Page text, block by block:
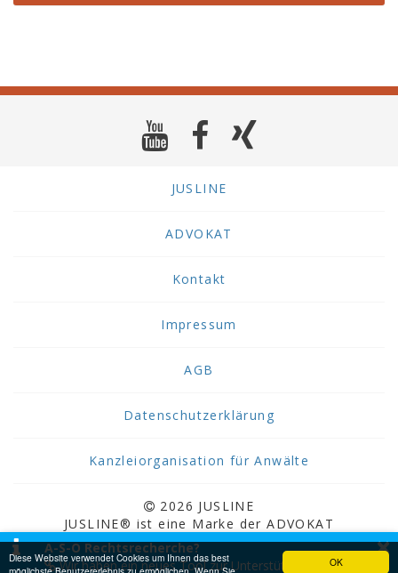
OK
Diese Website verwendet Cookies um Ihnen das best
JUSLINE
ADVOKAT
Kontakt
Impressum
AGB
Datenschutzerklärung
Kanzleiorganisation für Anwälte
2026 JUSLINE
JUSLINE® ist eine Marke der ADVOKAT
Unternehmensberatung Greiter & Greiter GmbH.
×
A-S-O Rechtsrecherche?
Wir haben ein neues Tool zur Unterstützung bei der